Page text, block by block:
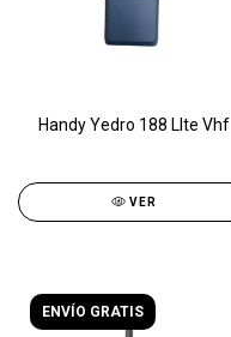
Handy Yedro 188 LIte Vhf
VER
ENVÍO GRATIS